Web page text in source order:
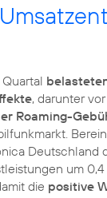
, darunter
Roaming-
Deutschland
um
die positive